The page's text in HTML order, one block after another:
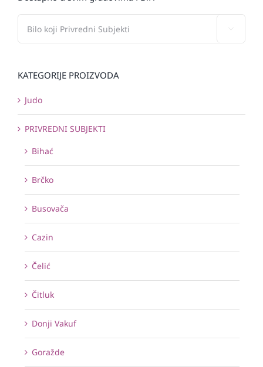
KATEGORIJE PROIZVODA
Judo
PRIVREDNI SUBJEKTI
Bihać
Brčko
Busovača
Cazin
Čelić
Čitluk
Donji Vakuf
Goražde